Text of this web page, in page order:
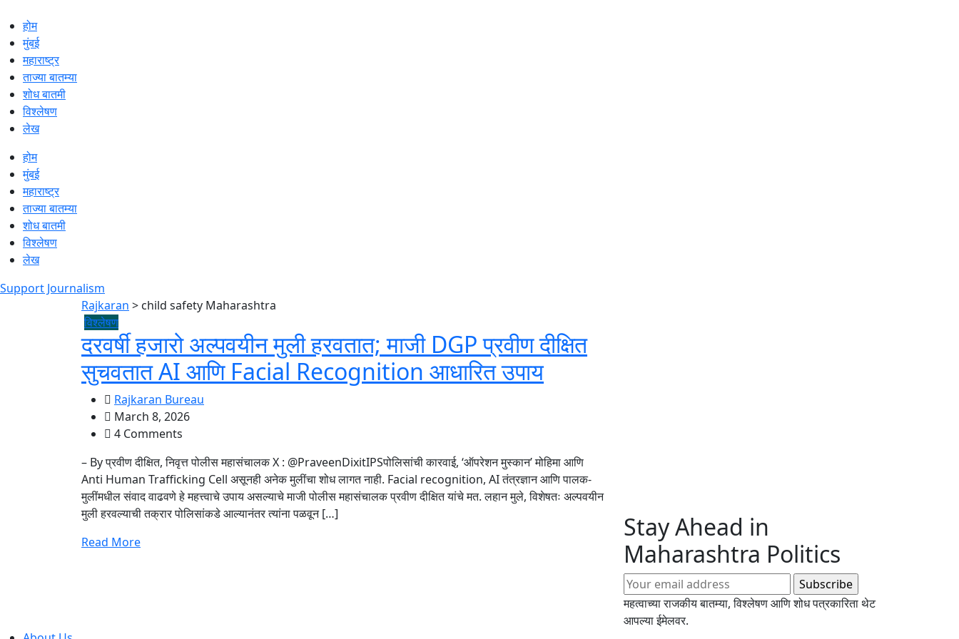
होम
मुंबई
महाराष्ट्र
ताज्या बातम्या
शोध बातमी
विश्लेषण
लेख
होम
मुंबई
महाराष्ट्र
ताज्या बातम्या
शोध बातमी
विश्लेषण
लेख
Support Journalism
Rajkaran > child safety Maharashtra
विश्लेषण
दरवर्षी हजारो अल्पवयीन मुली हरवतात; माजी DGP प्रवीण दीक्षित
सुचवतात AI आणि Facial Recognition आधारित उपाय
Rajkaran Bureau
March 8, 2026
4 Comments
– By प्रवीण दीक्षित, निवृत्त पोलीस महासंचालक X : @PraveenDixitIPSपोलिसांची कारवाई, ‘ऑपरेशन मुस्कान’ मोहिमा आणि
Anti Human Trafficking Cell असूनही अनेक मुलींचा शोध लागत नाही. Facial recognition, AI तंत्रज्ञान आणि पालक-
मुलींमधील संवाद वाढवणे हे महत्त्वाचे उपाय असल्याचे माजी पोलीस महासंचालक प्रवीण दीक्षित यांचे मत. लहान मुले, विशेषतः अल्पवयीन
मुली हरवल्याची तक्रार पोलिसांकडे आल्यानंतर त्यांना पळवून […]
Read More
Stay Ahead in
Maharashtra Politics
महत्वाच्या राजकीय बातम्या, विश्लेषण आणि शोध पत्रकारिता थेट
आपल्या ईमेलवर.